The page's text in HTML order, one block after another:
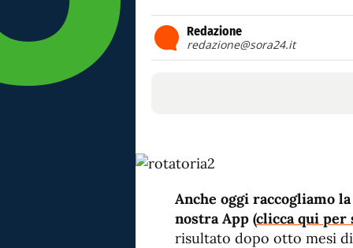
Redazione
redazione@sora24.it
Anche oggi raccogliamo
nostra App (clicca qui per
risultato dopo otto mesi